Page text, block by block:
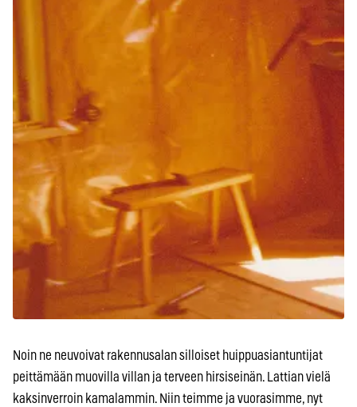
Noin ne neuvoivat rakennusalan silloiset huippuasiantuntijat
peittämään muovilla villan ja terveen hirsiseinän. Lattian vielä
kaksinverroin kamalammin. Niin teimme ja vuorasimme, nyt